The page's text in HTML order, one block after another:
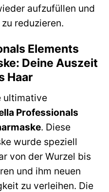
aufzufüllen und
reduzieren.
Elements
Deine Auszeit
Haar
ultimative
Professionals
. Diese
wurde speziell
von der Wurzel bis
und ihm neuen
zu verleihen. Die